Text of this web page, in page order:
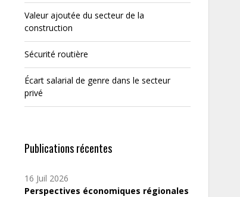
Valeur ajoutée du secteur de la
construction
Sécurité routière
Écart salarial de genre dans le secteur
privé
Publications récentes
16 Juil 2026
Perspectives économiques régionales